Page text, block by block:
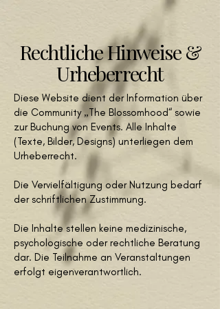
Rechtliche Hinweise &
Urheberrecht
Diese Website dient der Information über
die Community „The Blossomhood“ sowie
zur Buchung von Events. Alle Inhalte
(Texte, Bilder, Designs) unterliegen dem
Urheberrecht.
Die Vervielfältigung oder Nutzung bedarf
der schriftlichen Zustimmung.
Die Inhalte stellen keine medizinische,
psychologische oder rechtliche Beratung
dar. Die Teilnahme an Veranstaltungen
erfolgt eigenverantwortlich.